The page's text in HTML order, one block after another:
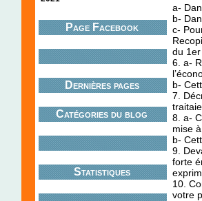
Page Facebook
Dernières pages
Catégories du blog
Statistiques
a-
b-
c-
du
6. a-
b-
7.
8. a-
mise
b-
9.
forte
10.
votre